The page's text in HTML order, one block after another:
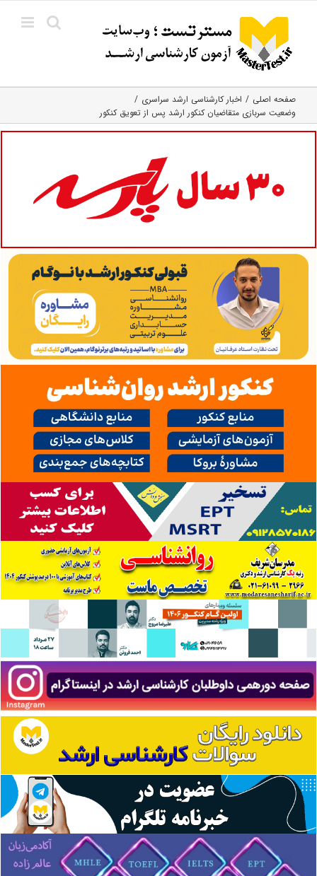
content
صفحه اصلی
اخبار کارشناسی ارشد سراسری
وضعیت سربازی متقاضیان کنکور ارشد پس از تعویق کنکور